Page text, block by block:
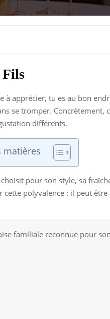
Fils
à apprécier, tu es au bon
se tromper. Concrètement,
différents.
matières
pour son style, sa
polyvalence : il peut
familiale reconnue pour